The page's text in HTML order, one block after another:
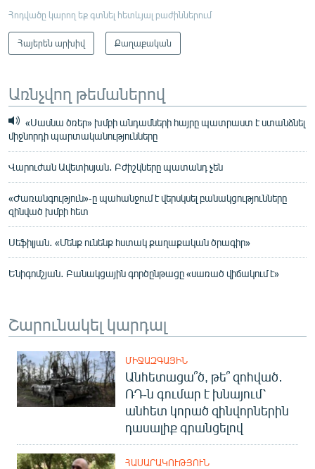
Հոդվածը կարող եք գտնել հետևյալ բաժիններում
Հայերեն արխիվ Քաղաքական
Առնչվող թեմաներով
«Սասնա ծռեր» խմբի անդամների հայրը պատրաստ է ստանձնել
միջնորդի պարտականությունները
Վարուժան Ավետիսյան․ Բժիշկները պատանդ չեն
«Ժառանգություն»-ը պահանջում է վերսկսել բանակցությունները
զինված խմբի հետ
Սեֆիլյան․ «Մենք ունենք հստակ քաղաքական ծրագիր»
Ենիգոմշյան․ Բանակցային գործընթացը «սառած վիճակում է»
Շարունակել կարդալ
ՄԻՋԱԶԳԱՅԻՆ
Անհետացա՞ծ, թե՞ զոհված․
ՌԴ-ն գումար է խնայում՝
անհետ կորած զինվորներին
դասալիք գրանցելով
ՀԱՍԱՐԱԿՈՒԹՅՈՒՆ